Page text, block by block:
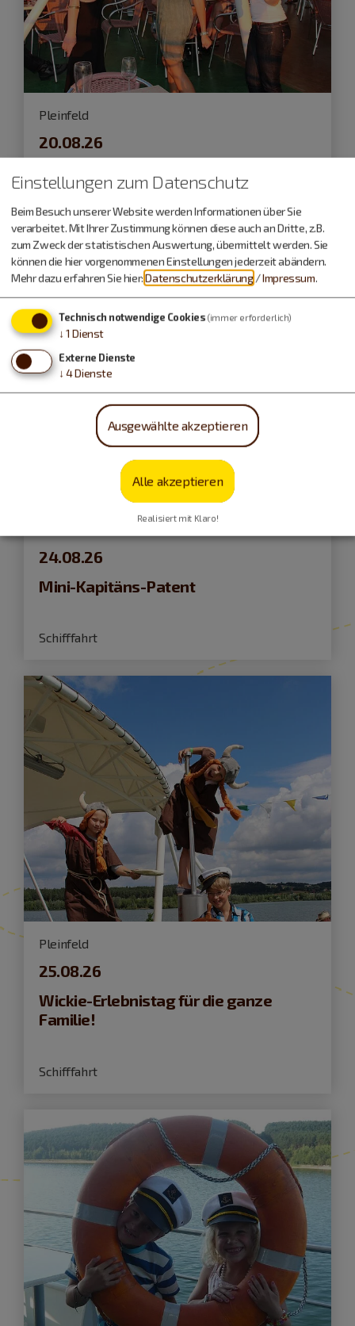
Pleinfeld
20.08.26
After Work Sunset Party
Schifffahrt
24.08.26
Mini-Kapitäns-Patent
Schifffahrt
Pleinfeld
25.08.26
Wickie-Erlebnistag für die ganze
Familie!
Schifffahrt
Einstellungen zum Datenschutz
Beim Besuch unserer Website werden Informationen über Sie
verarbeitet. Mit Ihrer Zustimmung können diese auch an Dritte, z.B.
zum Zweck der statistischen Auswertung, übermittelt werden. Sie
können die hier vorgenommenen Einstellungen jederzeit abändern.
Mehr dazu erfahren Sie hier:Datenschutzerklärung /Impressum.
Technisch notwendige Cookies (immer erforderlich)
↓ 1 Dienst
Externe Dienste
↓ 4Dienste
Ausgewählte akzeptieren
Alle akzeptieren
Realisiert mit Klaro!